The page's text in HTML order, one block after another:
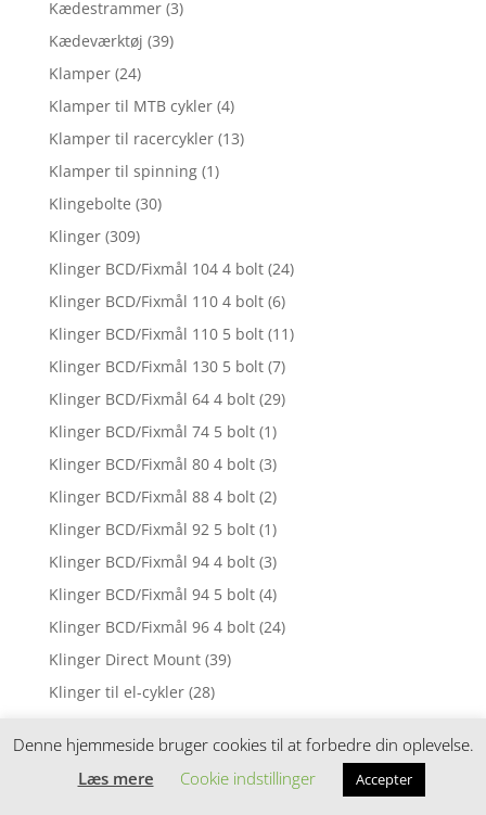
Kædestrammer (3)
Kædeværktøj (39)
Klamper (24)
Klamper til MTB cykler (4)
Klamper til racercykler (13)
Klamper til spinning (1)
Klingebolte (30)
Klinger (309)
Klinger BCD/Fixmål 104 4 bolt (24)
Klinger BCD/Fixmål 110 4 bolt (6)
Klinger BCD/Fixmål 110 5 bolt (11)
Klinger BCD/Fixmål 130 5 bolt (7)
Klinger BCD/Fixmål 64 4 bolt (29)
Klinger BCD/Fixmål 74 5 bolt (1)
Klinger BCD/Fixmål 80 4 bolt (3)
Klinger BCD/Fixmål 88 4 bolt (2)
Klinger BCD/Fixmål 92 5 bolt (1)
Klinger BCD/Fixmål 94 4 bolt (3)
Klinger BCD/Fixmål 94 5 bolt (4)
Klinger BCD/Fixmål 96 4 bolt (24)
Klinger Direct Mount (39)
Klinger til el-cykler (28)
Knickers Herre (5)
Knive (5)
Denne hjemmeside bruger cookies til at forbedre din oplevelse.
Læs mere
Cookie indstillinger Accepter